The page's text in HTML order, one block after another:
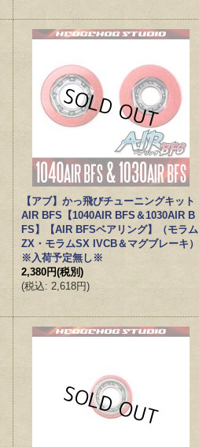
【アブ】かっ飛びチューニングキット
AIR BFS【1040AIR BFS＆1030AIR B
FS】【AIR BFSベアリング】（モラム
ZX・モラムSX IVCB＆マグブレーキ）
※入荷予定無し※
2,380円(税別)
(税込: 2,618円)